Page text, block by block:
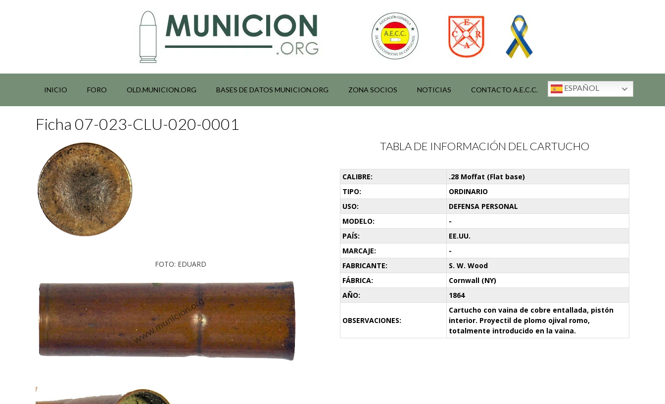
INICIO FORO OLD.MUNICION.ORG BASES DE DATOS MUNICION.ORG ZONA SOCIOS NOTICIAS CONTACTO A.E.C.C. ESPAÑOL
Ficha 07-023-CLU-020-0001
FOTO: EDUARD
TABLA DE INFORMACIÓN DEL CARTUCHO
CALIBRE:
.28 Moffat (Flat base)
TIPO:
ORDINARIO
USO:
DEFENSA PERSONAL
MODELO:
-
PAÍS:
EE.UU.
MARCAJE:
-
FABRICANTE:
S. W. Wood
FÁBRICA:
Cornwall (NY)
AÑO:
1864
OBSERVACIONES:
Cartucho con vaina de cobre entallada, pistón
interior. Proyectil de plomo ojival romo,
totalmente introducido en la vaina.